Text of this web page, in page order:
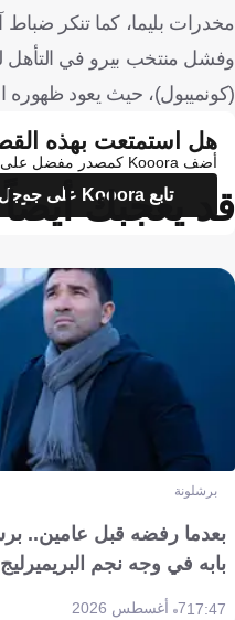
مخدرات بليما، كما تنكر
(كونميبول)، حيث يعود ظهوره
هل استمتعت بهذه
أضف Kooora كمصدر مفضل على جوجل للاطلاع على المزيد من تقاريرنا
تابع Kooora على جوجل
قد يعجبك أيضاً
برشلونة
بعدما رفضه قبل عامين..
بابه في وجه نجم البريميرليج
17:477 أغسطس 2026